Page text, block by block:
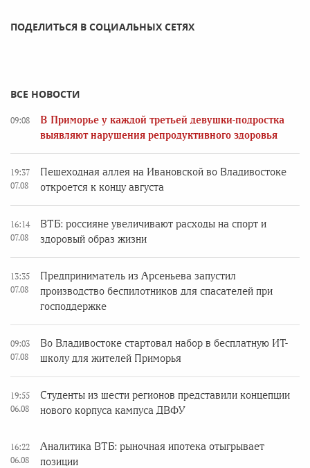
ПОДЕЛИТЬСЯ В СОЦИАЛЬНЫХ СЕТЯХ
ВСЕ НОВОСТИ
09:08
В Приморье у каждой третьей девушки-подростка
выявляют нарушения репродуктивного здоровья
19:37
07.08
Пешеходная аллея на Ивановской во Владивостоке
откроется к концу августа
16:14
07.08
ВТБ: россияне увеличивают расходы на спорт и
здоровый образ жизни
13:35
07.08
Предприниматель из Арсеньева запустил
производство беспилотников для спасателей при
господдержке
09:03
07.08
Во Владивостоке стартовал набор в бесплатную ИТ-
школу для жителей Приморья
19:55
06.08
Студенты из шести регионов представили концепции
нового корпуса кампуса ДВФУ
16:22
06.08
Аналитика ВТБ: рыночная ипотека отыгрывает
позиции